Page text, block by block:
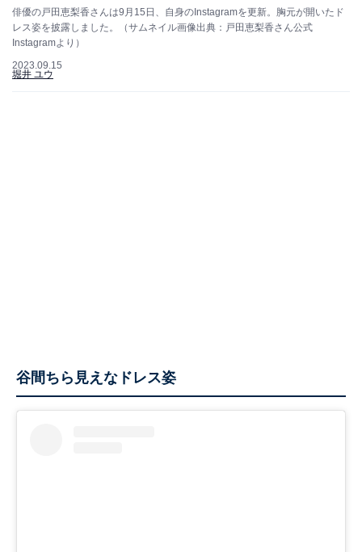
俳優の戸田恵梨香さんは9月15日、自身のInstagramを更新。胸元が開いたド
レス姿を披露しました。（サムネイル画像出典：戸田恵梨香さん公式
Instagramより）
2023.09.15
堀井 ユウ
谷間ちら見えなドレス姿